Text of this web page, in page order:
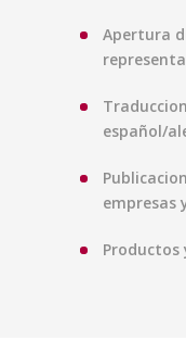
Apertura
español/
empresas
Productos